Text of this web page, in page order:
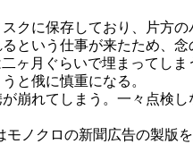
に保存しており、片方
という仕事が来たため、
ヶ月ぐらいで埋まってし
と俄に慎重になる。
れてしまう。一々点検
クロの新聞広告の製版